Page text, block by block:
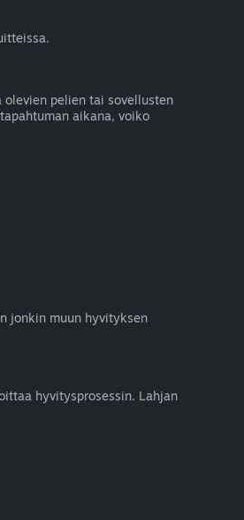
pelien tai sovellusten
aikana, voiko
jonkin muun hyvityksen
hyvitysprosessin. Lahjan